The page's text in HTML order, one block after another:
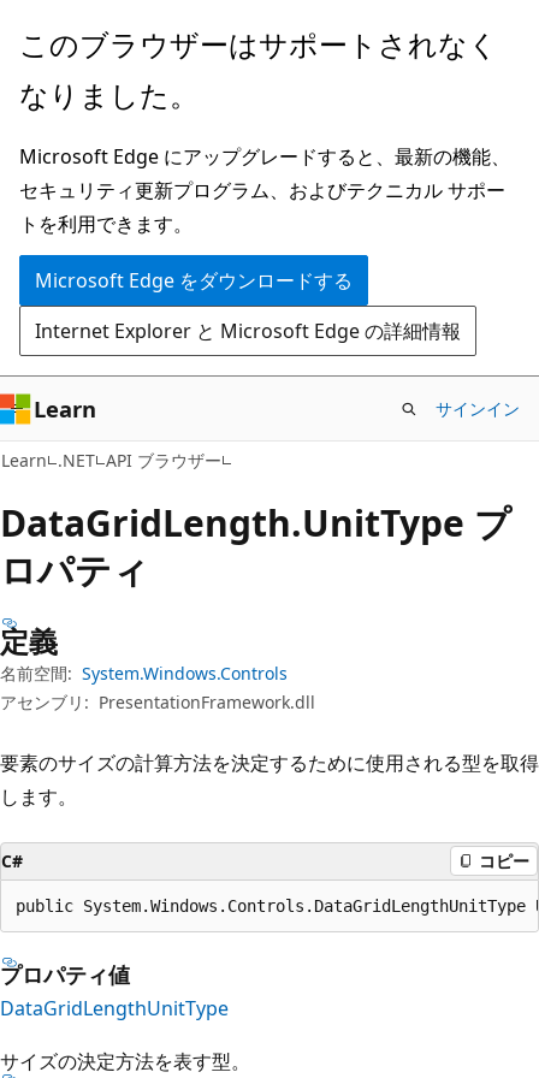
メ
ン
ン
テ
ン
ツ
に
ス
キ
ッ
プ
ペ
ジ
ナ
ビ
ゲ
ー
シ
ョ
ン
に
ス
キ
ッ
プ
このブラウザーはサポートされなく
なりました。
Microsoft Edge にアップグレードすると、最新の機能、
セキュリティ更新プログラム、およびテクニカル サポー
トを利用できます。
Microsoft Edge をダウンロードする
Internet Explorer と Microsoft Edge の詳細情報
Learn サインイン
Learn .NET API ブラウザー
DataGridLength.UnitType プ
ロパティ
定義
名前空間: System.Windows.Controls
アセンブリ: PresentationFramework.dll
要素のサイズの計算方法を決定するために使用される型を取得
します。
C# コピー
public
プロパティ値
DataGridLengthUnitType
サイズの決定方法を表す型。